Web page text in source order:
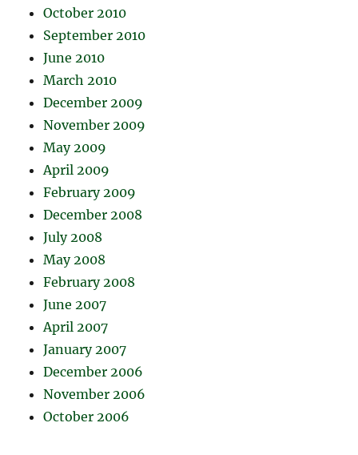
October 2010
September 2010
June 2010
March 2010
December 2009
November 2009
May 2009
April 2009
February 2009
December 2008
July 2008
May 2008
February 2008
June 2007
April 2007
January 2007
December 2006
November 2006
October 2006